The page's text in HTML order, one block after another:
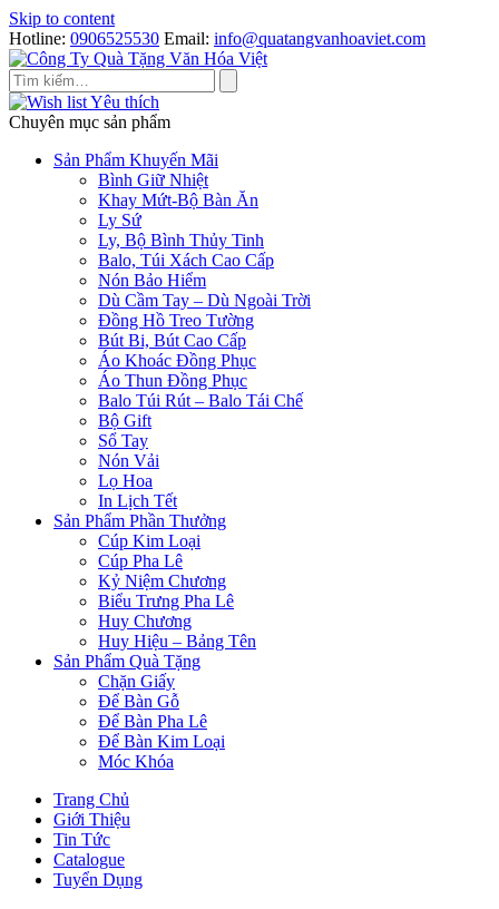
Skip to content
Hotline: 0906525530 Email: info@quatangvanhoaviet.com
Yêu thích
Chuyên mục sản phẩm
Sản Phẩm Khuyến Mãi
Bình Giữ Nhiệt
Khay Mứt-Bộ Bàn Ăn
Ly Sứ
Ly, Bộ Bình Thủy Tinh
Balo, Túi Xách Cao Cấp
Nón Bảo Hiểm
Dù Cầm Tay – Dù Ngoài Trời
Đồng Hồ Treo Tường
Bút Bi, Bút Cao Cấp
Áo Khoác Đồng Phục
Áo Thun Đồng Phục
Balo Túi Rút – Balo Tái Chế
Bộ Gift
Sổ Tay
Nón Vải
Lọ Hoa
In Lịch Tết
Sản Phẩm Phần Thưởng
Cúp Kim Loại
Cúp Pha Lê
Kỷ Niệm Chương
Biểu Trưng Pha Lê
Huy Chương
Huy Hiệu – Bảng Tên
Sản Phẩm Quà Tặng
Chặn Giấy
Để Bàn Gỗ
Để Bàn Pha Lê
Để Bàn Kim Loại
Móc Khóa
Trang Chủ
Giới Thiệu
Tin Tức
Catalogue
Tuyển Dụng